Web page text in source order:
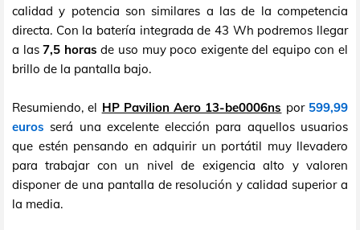
calidad y potencia son similares a las de la competencia
directa. Con la batería integrada de 43 Wh podremos llegar
a las7,5 horas de uso muy poco exigente del equipo con el
brillo de la pantalla bajo.
Resumiendo, el HP Pavilion Aero 13-be0006ns por 599,99
euros será una excelente elección para aquellos usuarios
que estén pensando en adquirir un portátil muy llevadero
para trabajar con un nivel de exigencia alto y valoren
disponer de una pantalla de resolución y calidad superior a
la media.